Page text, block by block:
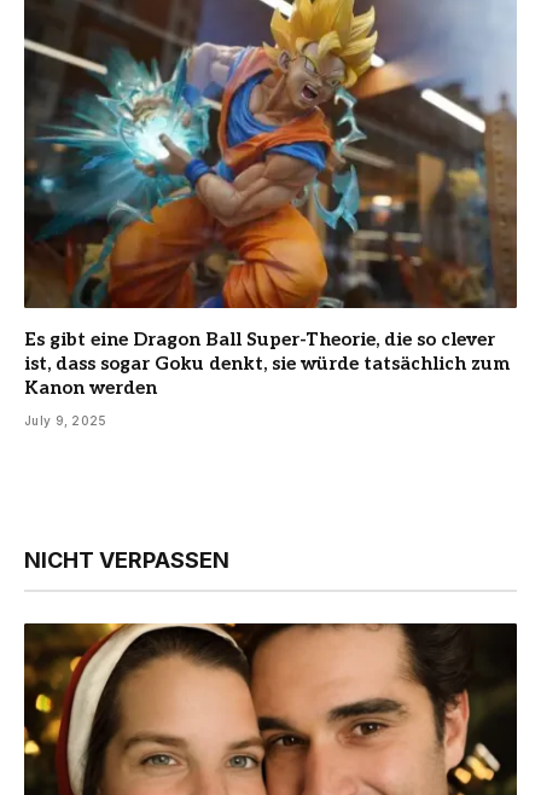
Es gibt eine Dragon Ball Super-Theorie, die so clever
ist, dass sogar Goku denkt, sie würde tatsächlich zum
Kanon werden
July 9, 2025
NICHT VERPASSEN